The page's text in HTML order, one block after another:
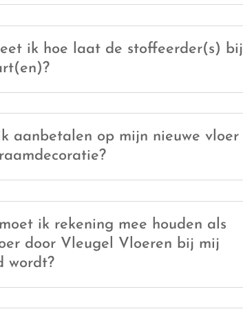
ik hoe laat de stoffeerder(s) bij
aanbetalen op mijn nieuwe vloer
ik rekening mee houden als
door Vleugel Vloeren bij mij
wordt?